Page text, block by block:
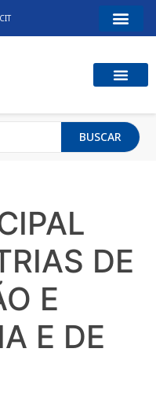
CIT
BUSCAR
DE
E
E DE